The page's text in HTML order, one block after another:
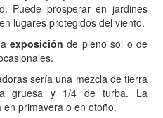
Puede prosperar en jardines
lugares protegidos del viento.
exposición de pleno sol o de
sería una mezcla de tierra
gruesa y 1/4 de turba. La
en primavera o en otoño.